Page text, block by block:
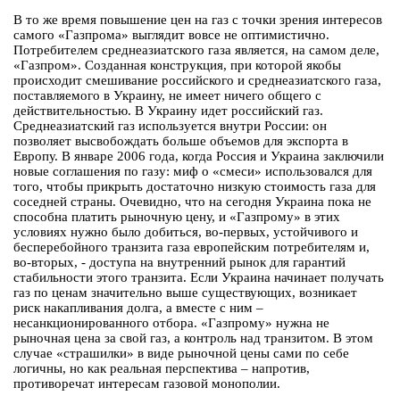
В то же время повышение цен на газ с точки зрения интересов
самого «Газпрома» выглядит вовсе не оптимистично.
Потребителем среднеазиатского газа является, на самом деле,
«Газпром». Созданная конструкция, при которой якобы
происходит смешивание российского и среднеазиатского газа,
поставляемого в Украину, не имеет ничего общего с
действительностью. В Украину идет российский газ.
Среднеазиатский газ используется внутри России: он
позволяет высвобождать больше объемов для экспорта в
Европу. В январе 2006 года, когда Россия и Украина заключили
новые соглашения по газу: миф о «смеси» использовался для
того, чтобы прикрыть достаточно низкую стоимость газа для
соседней страны. Очевидно, что на сегодня Украина пока не
способна платить рыночную цену, и «Газпрому» в этих
условиях нужно было добиться, во-первых, устойчивого и
бесперебойного транзита газа европейским потребителям и,
во-вторых, - доступа на внутренний рынок для гарантий
стабильности этого транзита. Если Украина начинает получать
газ по ценам значительно выше существующих, возникает
риск накапливания долга, а вместе с ним –
несанкционированного отбора. «Газпрому» нужна не
рыночная цена за свой газ, а контроль над транзитом. В этом
случае «страшилки» в виде рыночной цены сами по себе
логичны, но как реальная перспектива – напротив,
противоречат интересам газовой монополии.